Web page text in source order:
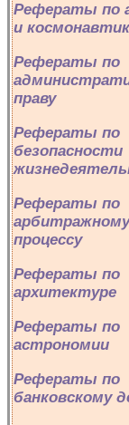
Рефераты по
и
Рефераты по
праву
Рефераты по
безопасности
Рефераты по
арбитражному
процессу
Рефераты по
архитектуре
Рефераты по
астрономии
Рефераты по
банковскому